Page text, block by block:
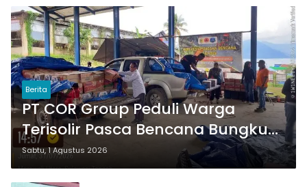
Berita
PT COR Group Peduli Warga
Terisolir Pasca Bencana Bungku
Utara
Sabtu, 1 Agustus 2026